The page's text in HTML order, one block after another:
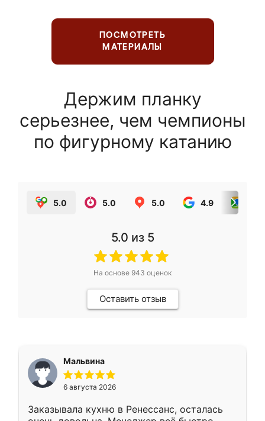
ПОСМОТРЕТЬ
МАТЕРИАЛЫ
Держим планку
серьезнее, чем чемпионы
по фигурному катанию
5.0 5.0 5.0 4.9
5.0 из 5
На основе 943 оценок
Оставить отзыв
Мальвина
6 августа 2026
Заказывала кухню в Ренессанс, осталась